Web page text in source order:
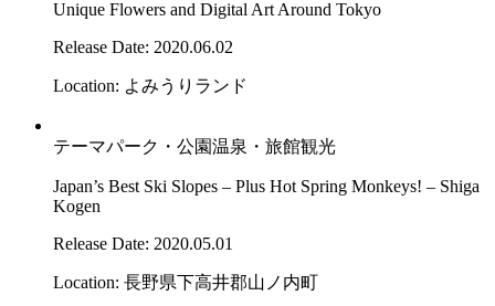
Unique Flowers and Digital Art Around Tokyo
Release Date: 2020.06.02
Location: よみうりランド
テーマパーク・公園温泉・旅館観光
Japan’s Best Ski Slopes – Plus Hot Spring Monkeys! – Shiga
Kogen
Release Date: 2020.05.01
Location: 長野県下高井郡山ノ内町